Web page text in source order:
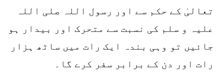
تعالیٰ کے حکم سے اور رسول اللہ صلی اللہ
علیہ و سلم کی نسبت سے متحرک اور بیدار ہو
جائیں تو وہی بندہ ایک رات میں ساٹھ ہزار
رات اور دن کے برابر سفر کرے گا۔